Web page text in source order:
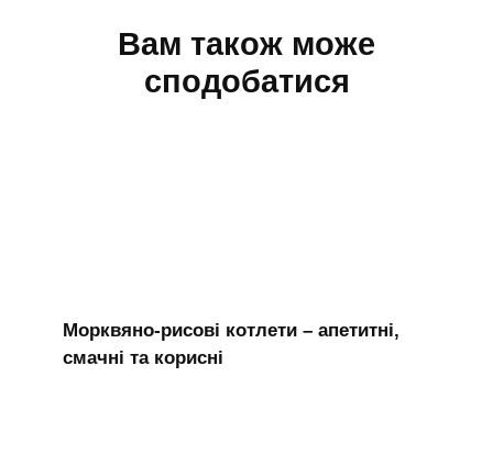
Вам також може
сподобатися
Морквяно-рисові котлети – апетитні,
смачні та корисні